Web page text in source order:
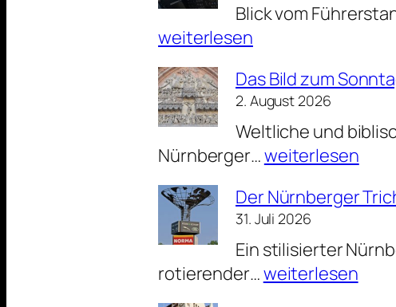
Blick vom
weiterlesen
Das Bild zum
2. August 2026
Weltliche und
Nürnberger…Das
zum
Sonntag:
Über
dem
weiterlesen
Der Nürnberger
31. Juli 2026
Ein stilisierter
rotierender…Der
weiterlesen